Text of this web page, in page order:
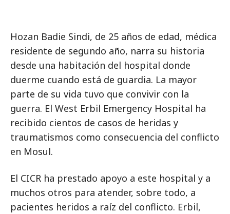
Hozan Badie Sindi, de 25 años de edad, médica
residente de segundo año, narra su historia
desde una habitación del hospital donde
duerme cuando está de guardia. La mayor
parte de su vida tuvo que convivir con la
guerra. El West Erbil Emergency Hospital ha
recibido cientos de casos de heridas y
traumatismos como consecuencia del conflicto
en Mosul.
El CICR ha prestado apoyo a este hospital y a
muchos otros para atender, sobre todo, a
pacientes heridos a raíz del conflicto. Erbil,